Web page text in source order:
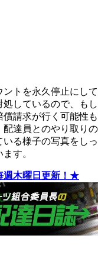
トを永久停止にして
しているので、もし
請求が行く可能性も
達員とのやり取りの
る様子の写真をしっ
す。
週木曜日更新！★